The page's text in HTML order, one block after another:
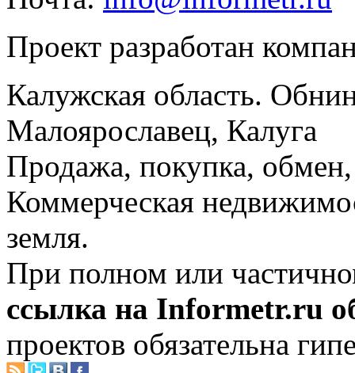
Проект разработан
Калужская область.
Малоярославец, Калуга
Продажа, покупка, обмен,
Коммерческая
земля.
При полном или
ссылка на Informetr.ru
проектов обязательна